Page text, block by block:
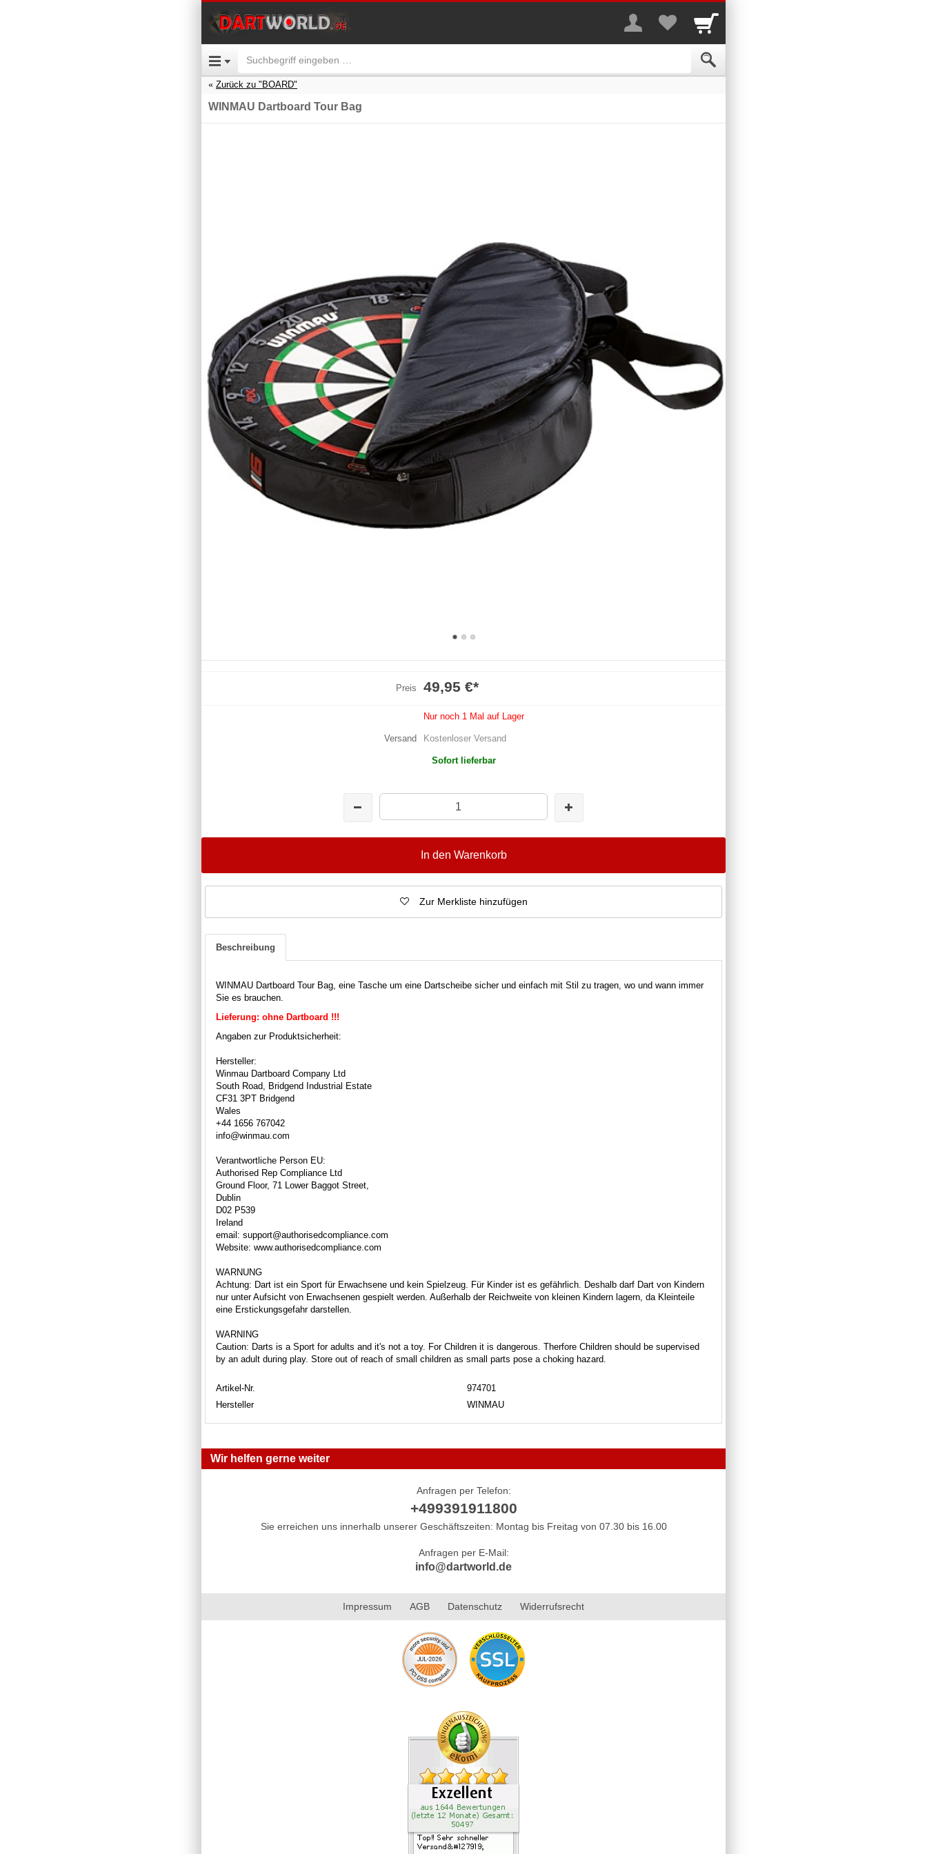
Zurück zu "BOARD"
WINMAU Dartboard Tour Bag
Preis 49,95 €*
Nur noch 1 Mal auf Lager
Versand Kostenloser Versand
Sofort lieferbar
In den Warenkorb
Zur Merkliste hinzufügen
Beschreibung
WINMAU Dartboard Tour Bag, eine Tasche um eine Dartscheibe sicher und einfach mit Stil zu tragen, wo und wann immer
Sie es brauchen.
Lieferung: ohne Dartboard !!!
Angaben zur Produktsicherheit:
Hersteller:
Winmau Dartboard Company Ltd
South Road, Bridgend Industrial Estate
CF31 3PT Bridgend
Wales
+44 1656 767042
info@winmau.com
Verantwortliche Person EU:
Authorised Rep Compliance Ltd
Ground Floor, 71 Lower Baggot Street,
Dublin
D02 P539
Ireland
email: support@authorisedcompliance.com
Website: www.authorisedcompliance.com
WARNUNG
Achtung: Dart ist ein Sport für Erwachsene und kein Spielzeug. Für Kinder ist es gefährlich. Deshalb darf Dart von Kindern
nur unter Aufsicht von Erwachsenen gespielt werden. Außerhalb der Reichweite von kleinen Kindern lagern, da Kleinteile
eine Erstickungsgefahr darstellen.
WARNING
Caution: Darts is a Sport for adults and it's not a toy. For Children it is dangerous. Therfore Children should be supervised
by an adult during play. Store out of reach of small children as small parts pose a choking hazard.
Artikel-Nr.
974701
Hersteller
WINMAU
Wir helfen gerne weiter
Anfragen per Telefon:
+499391911800
Sie erreichen uns innerhalb unserer Geschäftszeiten: Montag bis Freitag von 07.30 bis 16.00
Anfragen per E-Mail:
info@dartworld.de
Impressum AGB Datenschutz Widerrufsrecht